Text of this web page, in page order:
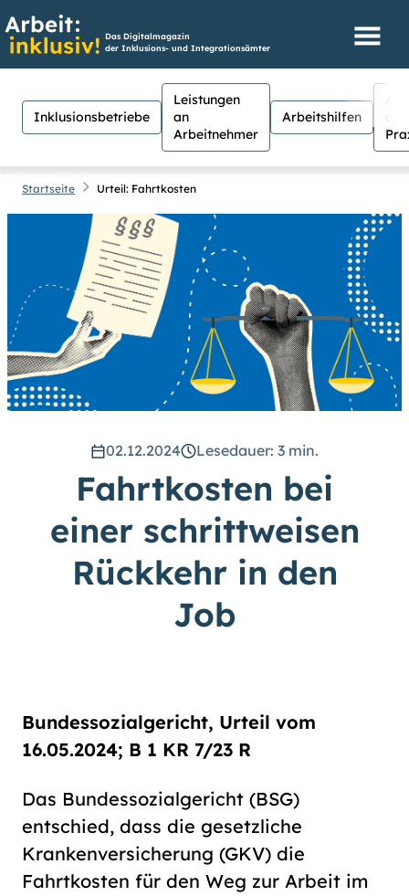
Das Digitalmagazin
der Inklusions- und Integrationsämter
Inklusionsbetriebe
Leistungen
an
Arbeitnehmer
Arbeitshilfen
Suche
Suchen
Suche schließen
Hilfen
Für Menschen mit Sehschwäche
besteht hier die Möglichkeit, den
Kontrast stärker einzustellen.
(Klicken Sie dazu beiKontrastauf
hoch.) Für eine bessere Lesbarkeit
vergrößern. (Einfach bei
Schriftgröße das Feld groß
anwählen.)
Übrigens: Unsere Videos sind mit
Untertiteln versehen.
Leichte Sprache
Animationen
an
aus
Schriftgröße
normal
groß
Startseite Urteil: Fahrtkosten
02.12.2024 Lesedauer: 3 min.
Fahrtkosten bei
einer schrittweisen
Rückkehr in den
Job
Bundessozialgericht, Urteil vom
16.05.2024; B 1 KR 7/23 R
Das Bundessozialgericht (BSG)
entschied, dass die gesetzliche
Krankenversicherung (GKV) die
Fahrtkosten für den Weg zur Arbeit im